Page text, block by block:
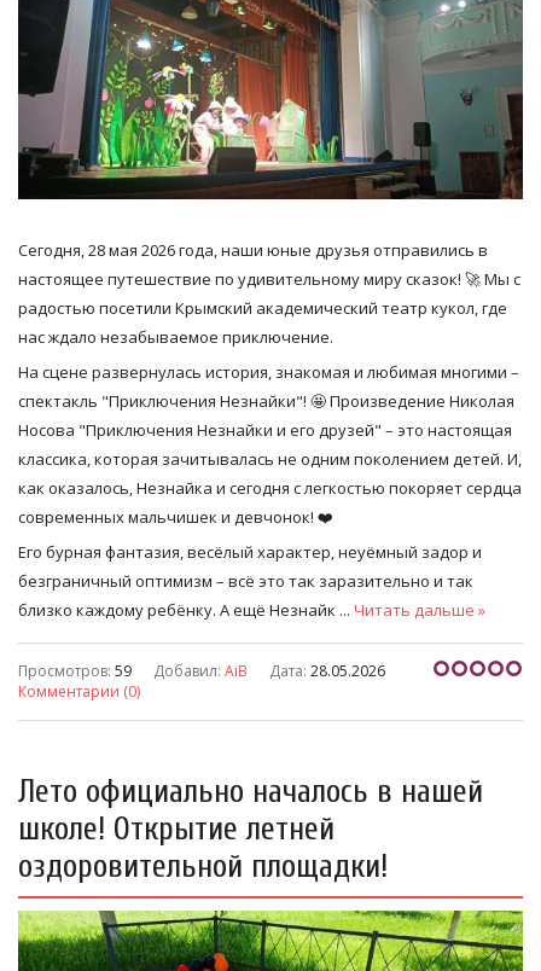
Сегодня, 28 мая 2026 года, наши юные друзья отправились в
настоящее путешествие по удивительному миру сказок! 🚀 Мы с
радостью посетили Крымский академический театр кукол, где
нас ждало незабываемое приключение.
На сцене развернулась история, знакомая и любимая многими –
спектакль "Приключения Незнайки"! 🤩 Произведение Николая
Носова "Приключения Незнайки и его друзей" – это настоящая
классика, которая зачитывалась не одним поколением детей. И,
как оказалось, Незнайка и сегодня с легкостью покоряет сердца
современных мальчишек и девчонок! ❤️
Его бурная фантазия, весёлый характер, неуёмный задор и
безграничный оптимизм – всё это так заразительно и так
близко каждому ребёнку. А ещё Незнайк ... Читать дальше »
Просмотров: 59 Добавил: AiB Дата: 28.05.2026
Комментарии (0)
Лето официально началось в нашей
школе! Открытие летней
оздоровительной площадки!